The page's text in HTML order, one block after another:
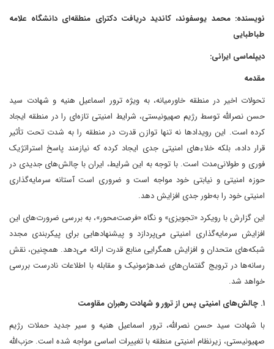
نویسنده: محمد یوسفوند، کاندید دریافت دکترای منطقه‌ای دانشگاه علامه
طباطبایی
دیپلماسی ایرانی:
مقدمه
تحولات اخیر در منطقه خاورمیانه، به ویژه ترور اسماعیل هنیه و شهادت سید
حسن نصرالله توسط رژیم صهیونیستی، شرایط امنیتی تازه‌ای را در منطقه ایجاد
کرده است. این رویدادها نه تنها توازن قدرت در منطقه را به شدت تحت تأثیر
قرار داده، بلکه خلاء‌های امنیتی جدی ایجاد کرده که نیازمند پاسخ استراتژیک
فوری و طولانی‌مدت است. با توجه به این شرایط، ایران با چالش‌های جدیدی در
حوزه امنیتی و نیابتی خود مواجه است و ضروری است آستانه سرمایه‌گذاری
امنیتی خود را به‌طور جدی افزایش دهد.
این گزارش با رویکرد «تجویزی» و نگاه «فرصت‌محور»، به بررسی ضرورت‌های این
افزایش سرمایه‌گذاری امنیتی می‌پردازد و پیشنهادهایی برای پیکربندی مجدد
شبکه‌های متحدان و افزایش همگرایی منابع قدرت ارائه می‌دهد. همچنین، نقش
رسانه‌ها در ترویج گفتمان‌های ضدهژمونیک و مقابله با اطلاعات نادرست بررسی
خواهد شد.
۱. چالش‌های امنیتی پس از ترور و شهادت رهبران مقاومت
با شهادت سید حسن نصرالله، ترور اسماعیل هنیه و سیر جدید حملات رژیم
صهیونیستی، زیرنظام امنیتی منطقه با تغییرات اساسی مواجه شده است. حزب‌الله